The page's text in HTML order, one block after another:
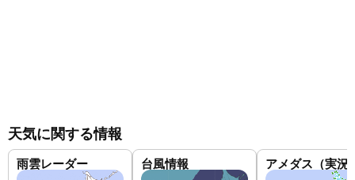
天気に関する情報
雨雲レーダー 台風情報 アメダス（実況